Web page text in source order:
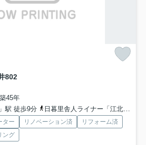
802
45年
駅 徒歩9分
日暮里舎人ライナー「江北」駅 徒歩7分
ター リノベーション済
リフォーム済
ング